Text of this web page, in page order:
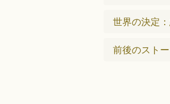
世界の決定
前後のストー